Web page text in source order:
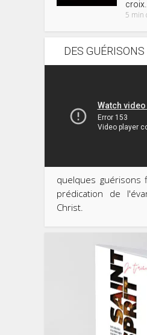
croix...
5 min
DES
quelques guérisons
prédication de
Christ.